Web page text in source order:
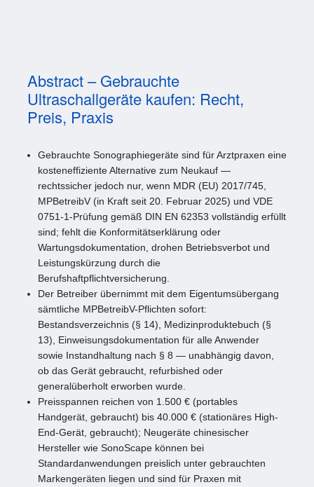
Abstract – Gebrauchte
Ultraschallgeräte kaufen: Recht,
Preis, Praxis
Gebrauchte Sonographiegeräte sind für Arztpraxen eine
kosteneffiziente Alternative zum Neukauf —
rechtssicher jedoch nur, wenn MDR (EU) 2017/745,
MPBetreibV (in Kraft seit 20. Februar 2025) und VDE
0751-1-Prüfung gemäß DIN EN 62353 vollständig erfüllt
sind; fehlt die Konformitätserklärung oder
Wartungsdokumentation, drohen Betriebsverbot und
Leistungskürzung durch die
Berufshaftpflichtversicherung.
Der Betreiber übernimmt mit dem Eigentumsübergang
sämtliche MPBetreibV-Pflichten sofort:
Bestandsverzeichnis (§ 14), Medizinproduktebuch (§
13), Einweisungsdokumentation für alle Anwender
sowie Instandhaltung nach § 8 — unabhängig davon,
ob das Gerät gebraucht, refurbished oder
generalüberholt erworben wurde.
Preisspannen reichen von 1.500 € (portables
Handgerät, gebraucht) bis 40.000 € (stationäres High-
End-Gerät, gebraucht); Neugeräte chinesischer
Hersteller wie SonoScape können bei
Standardanwendungen preislich unter gebrauchten
Markengeräten liegen und sind für Praxen mit